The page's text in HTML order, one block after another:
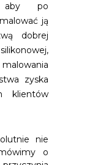
aby po
ją
dobrej
zyska
klientów
nie
o